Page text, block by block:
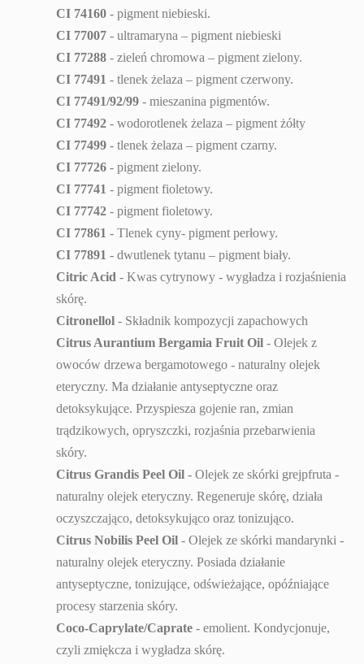
CI 74160 - pigment niebieski.
CI 77007 - ultramaryna – pigment niebieski
CI 77288 - zieleń chromowa – pigment zielony.
CI 77491 - tlenek żelaza – pigment czerwony.
CI 77491/92/99 - mieszanina pigmentów.
CI 77492 - wodorotlenek żelaza – pigment żółty
CI 77499 - tlenek żelaza – pigment czarny.
CI 77726 - pigment zielony.
CI 77741 - pigment fioletowy.
CI 77742 - pigment fioletowy.
CI 77861 - Tlenek cyny- pigment perłowy.
CI 77891 - dwutlenek tytanu – pigment biały.
Citric Acid - Kwas cytrynowy - wygładza i rozjaśnienia
skórę.
Citronellol - Składnik kompozycji zapachowych
Citrus Aurantium Bergamia Fruit Oil - Olejek z
owoców drzewa bergamotowego - naturalny olejek
eteryczny. Ma działanie antyseptyczne oraz
detoksykujące. Przyspiesza gojenie ran, zmian
trądzikowych, opryszczki, rozjaśnia przebarwienia
skóry.
Citrus Grandis Peel Oil - Olejek ze skórki grejpfruta -
naturalny olejek eteryczny. Regeneruje skórę, działa
oczyszczająco, detoksykująco oraz tonizująco.
Citrus Nobilis Peel Oil - Olejek ze skórki mandarynki -
naturalny olejek eteryczny. Posiada działanie
antyseptyczne, tonizujące, odświeżające, opóźniające
procesy starzenia skóry.
Coco-Caprylate/Caprate - emolient. Kondycjonuje,
czyli zmiękcza i wygładza skórę.